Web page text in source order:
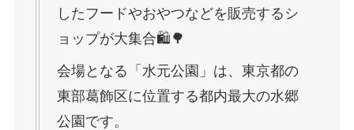
したフードやおやつなどを販売するシ
ョップが大集合🛍🌳
会場となる「水元公園」は、東京都の
東部葛飾区に位置する都内最大の水郷
公園です。